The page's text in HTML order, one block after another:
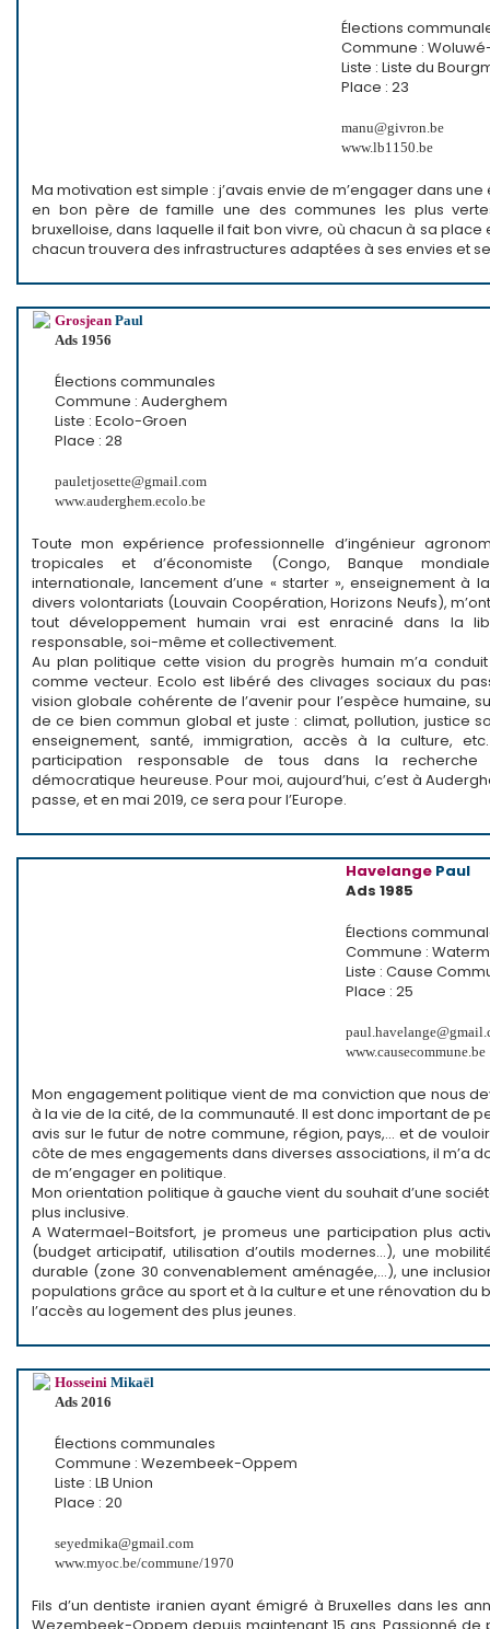
Élections
Commune :
Liste : Liste du
Place : 23
manu@givron.be
www.lb1150.be
Ma motivation est simple : j’avais envie de m’engager dans
en bon père de famille une des communes les plus
bruxelloise, dans laquelle il fait bon vivre, où chacun à sa place
chacun trouvera des infrastructures adaptées à ses envies et
Grosjean Paul
Ads 1956
Élections communales
Commune : Auderghem
Liste : Ecolo-Groen
Place : 28
pauletjosette@gmail.com
www.auderghem.ecolo.be
Toute mon expérience professionnelle d’ingénieur
tropicales et d’économiste (Congo, Banque
internationale, lancement d’une « starter », enseignement à la
divers volontariats (Louvain Coopération, Horizons Neufs),
tout développement humain vrai est enraciné dans la
responsable, soi-même et collectivement.
Au plan politique cette vision du progrès humain m’a
comme vecteur. Ecolo est libéré des clivages sociaux du
vision globale cohérente de l’avenir pour l’espèce humaine,
de ce bien commun global et juste : climat, pollution, justice
enseignement, santé, immigration, accès à la culture,
participation responsable de tous dans la recherche
démocratique heureuse. Pour moi, aujourd’hui, c’est à
passe, et en mai 2019, ce sera pour l’Europe.
Havelange Paul
Ads 1985
Élections
Commune :
Liste : Cause
Place : 25
www.causecommune.be
Mon engagement politique vient de ma conviction que nous
à la vie de la cité, de la communauté. Il est donc important de
avis sur le futur de notre commune, région, pays,… et de
côte de mes engagements dans diverses associations, il m’a
de m’engager en politique.
Mon orientation politique à gauche vient du souhait d’une
plus inclusive.
A Watermael-Boitsfort, je promeus une participation plus
(budget articipatif, utilisation d’outils modernes…), une
durable (zone 30 convenablement aménagée,…), une
populations grâce au sport et à la culture et une rénovation du
l’accès au logement des plus jeunes.
Hosseini Mikaël
Ads 2016
Élections communales
Commune : Wezembeek-Oppem
Liste : LB Union
Place : 20
seyedmika@gmail.com
www.myoc.be/commune/1970
Fils d’un dentiste iranien ayant émigré à Bruxelles dans les